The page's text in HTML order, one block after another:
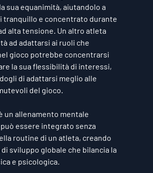
sua equanimità, aiutandolo a
tranquillo e concentrato durante
alta tensione. Un altro atleta
ad adattarsi ai ruoli che
gioco potrebbe concentrarsi
la sua flessibilità di interessi,
di adattarsi meglio alle
del gioco.
un allenamento mentale
essere integrato senza
routine di un atleta, creando
sviluppo globale che bilancia la
e psicologica.